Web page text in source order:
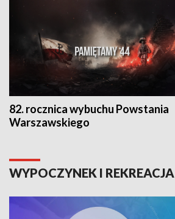
82. rocznica wybuchu Powstania
Warszawskiego
WYPOCZYNEK I REKREACJA